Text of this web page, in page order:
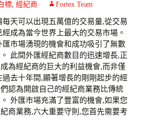
標, 經紀商 Fortex Team
天可以出現五萬億的交易量,從交易
成為當今世界上最大的交易市場。
市場湧現的機會和成功吸引了無數
此間外匯經紀商數目的迅速增長,正
為經紀商的巨大的利益機會,而非僅
去十年間,顯著增長的剛剛起步的經
認為開啟自己的經紀商業務比傳統
外匯市場充滿了豐富的機會,如果您
商業務,六大重要守則,您首先需要考